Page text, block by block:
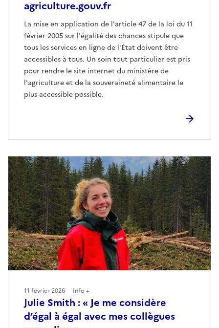
agriculture.gouv.fr
La mise en application de l'article 47 de la loi du 11
février 2005 sur l'égalité des chances stipule que
tous les services en ligne de l'État doivent être
accessibles à tous. Un soin tout particulier est pris
pour rendre le site internet du ministère de
l'agriculture et de la souveraineté alimentaire le
plus accessible possible.
Julie Smith : « Je me considère
d’égal à égal avec mes collègues
11 février 2026 Info +